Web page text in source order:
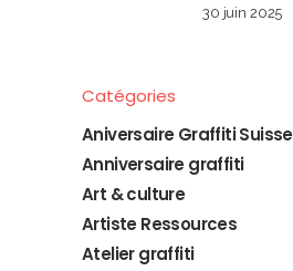
30 juin 2025
Catégories
Aniversaire Graffiti Suisse
Anniversaire graffiti
Art & culture
Artiste Ressources
Atelier graffiti